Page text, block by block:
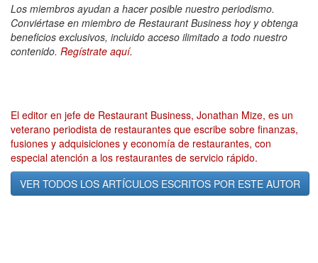
Los miembros ayudan a hacer posible nuestro periodismo.
Conviértase en miembro de Restaurant Business hoy y obtenga
beneficios exclusivos, incluido acceso ilimitado a todo nuestro
contenido. Regístrate aquí.
El editor en jefe de Restaurant Business, Jonathan Mize, es un
veterano periodista de restaurantes que escribe sobre finanzas,
fusiones y adquisiciones y economía de restaurantes, con
especial atención a los restaurantes de servicio rápido.
VER TODOS LOS ARTÍCULOS ESCRITOS POR ESTE AUTOR